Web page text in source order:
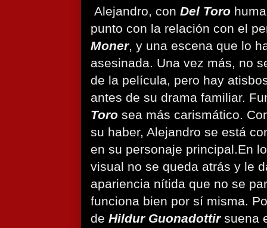
Alejandro, con Del Toro
punto con la relación con el
Moner, y una escena que lo
asesinada. Una vez más, no
de la película, pero hay
antes de su drama familiar.
Toro sea más carismático.
su haber, Alejandro se está
en su personaje principal.En
visual no se queda atrás y le
apariencia nítida que no se
funciona bien por sí misma.
de Hildur Guonadottirsuena